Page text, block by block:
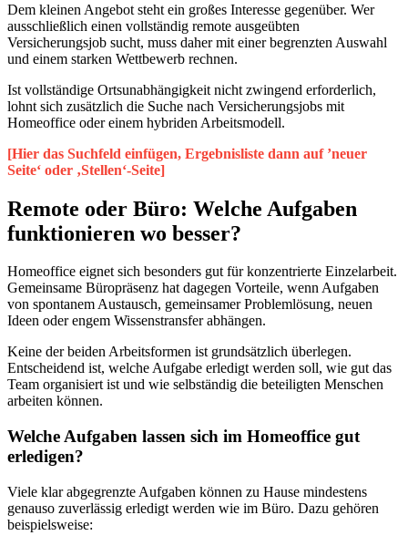
Dem kleinen Angebot steht ein großes Interesse gegenüber. Wer
ausschließlich einen vollständig remote ausgeübten
Versicherungsjob sucht, muss daher mit einer begrenzten Auswahl
und einem starken Wettbewerb rechnen.
Ist vollständige Ortsunabhängigkeit nicht zwingend erforderlich,
lohnt sich zusätzlich die Suche nach Versicherungsjobs mit
Homeoffice oder einem hybriden Arbeitsmodell.
[Hier das Suchfeld einfügen, Ergebnisliste dann auf ’neuer
Seite‘ oder ‚Stellen‘-Seite]
Remote oder Büro: Welche Aufgaben
funktionieren wo besser?
Homeoffice eignet sich besonders gut für konzentrierte Einzelarbeit.
Gemeinsame Büropräsenz hat dagegen Vorteile, wenn Aufgaben
von spontanem Austausch, gemeinsamer Problemlösung, neuen
Ideen oder engem Wissenstransfer abhängen.
Keine der beiden Arbeitsformen ist grundsätzlich überlegen.
Entscheidend ist, welche Aufgabe erledigt werden soll, wie gut das
Team organisiert ist und wie selbständig die beteiligten Menschen
arbeiten können.
Welche Aufgaben lassen sich im Homeoffice gut
erledigen?
Viele klar abgegrenzte Aufgaben können zu Hause mindestens
genauso zuverlässig erledigt werden wie im Büro. Dazu gehören
beispielsweise: